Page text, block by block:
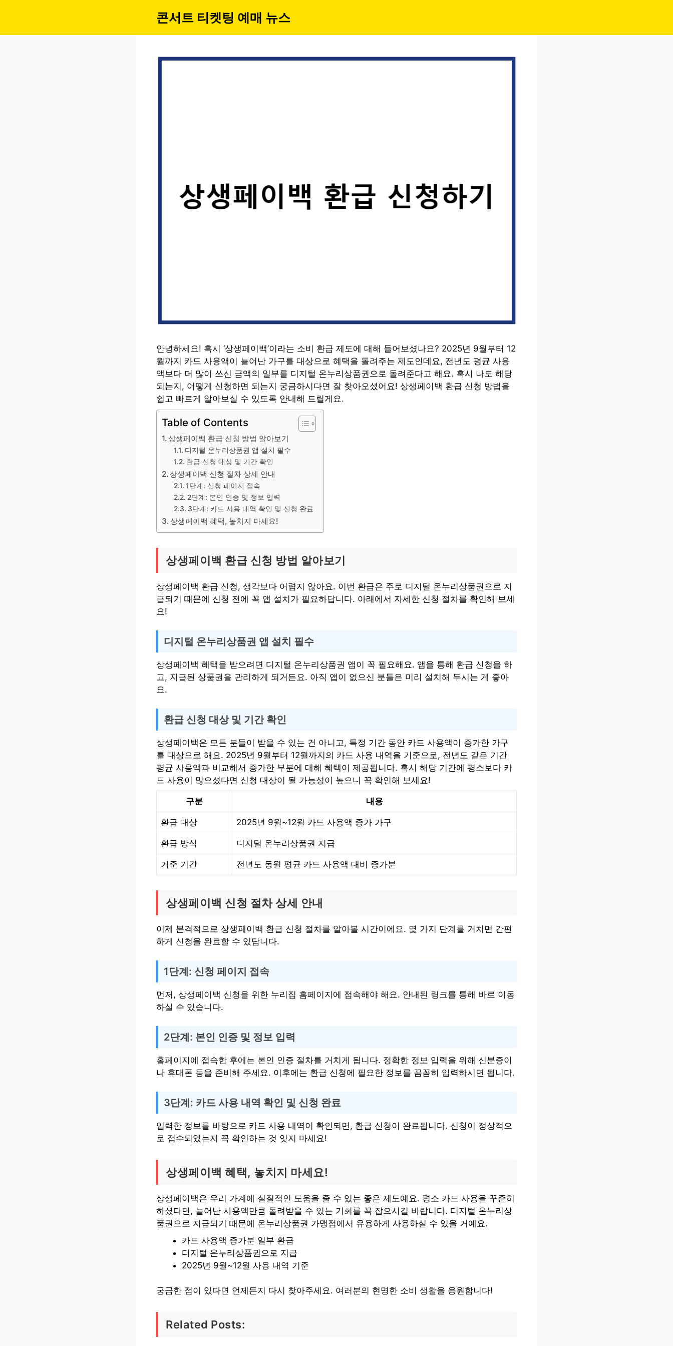
콘서트 티켓팅 예매 뉴스
안녕하세요! 혹시 ‘상생페이백’이라는 소비 환급 제도에 대해 들어보셨나요? 2025년 9월부터 12
월까지 카드 사용액이 늘어난 가구를 대상으로 혜택을 돌려주는 제도인데요, 전년도 평균 사용
액보다 더 많이 쓰신 금액의 일부를 디지털 온누리상품권으로 돌려준다고 해요. 혹시 나도 해당
되는지, 어떻게 신청하면 되는지 궁금하시다면 잘 찾아오셨어요! 상생페이백 환급 신청 방법을
쉽고 빠르게 알아보실 수 있도록 안내해 드릴게요.
Table of Contents
상생페이백 환급 신청 방법 알아보기
디지털 온누리상품권 앱 설치 필수
환급 신청 대상 및 기간 확인
상생페이백 신청 절차 상세 안내
1단계: 신청 페이지 접속
2단계: 본인 인증 및 정보 입력
3단계: 카드 사용 내역 확인 및 신청 완료
상생페이백 혜택, 놓치지 마세요!
상생페이백 환급 신청 방법 알아보기
상생페이백 환급 신청, 생각보다 어렵지 않아요. 이번 환급은 주로 디지털 온누리상품권으로 지
급되기 때문에 신청 전에 꼭 앱 설치가 필요하답니다. 아래에서 자세한 신청 절차를 확인해 보세
요!
디지털 온누리상품권 앱 설치 필수
상생페이백 혜택을 받으려면 디지털 온누리상품권 앱이 꼭 필요해요. 앱을 통해 환급 신청을 하
고, 지급된 상품권을 관리하게 되거든요. 아직 앱이 없으신 분들은 미리 설치해 두시는 게 좋아
요.
환급 신청 대상 및 기간 확인
상생페이백은 모든 분들이 받을 수 있는 건 아니고, 특정 기간 동안 카드 사용액이 증가한 가구
를 대상으로 해요. 2025년 9월부터 12월까지의 카드 사용 내역을 기준으로, 전년도 같은 기간
평균 사용액과 비교해서 증가한 부분에 대해 혜택이 제공됩니다. 혹시 해당 기간에 평소보다 카
드 사용이 많으셨다면 신청 대상이 될 가능성이 높으니 꼭 확인해 보세요!
구분 내용
환급 대상 2025년 9월~12월 카드 사용액 증가 가구
환급 방식 디지털 온누리상품권 지급
기준 기간 전년도 동월 평균 카드 사용액 대비 증가분
상생페이백 신청 절차 상세 안내
이제 본격적으로 상생페이백 환급 신청 절차를 알아볼 시간이에요. 몇 가지 단계를 거치면 간편
하게 신청을 완료할 수 있답니다.
1단계: 신청 페이지 접속
먼저, 상생페이백 신청을 위한 누리집 홈페이지에 접속해야 해요. 안내된 링크를 통해 바로 이동
하실 수 있습니다.
2단계: 본인 인증 및 정보 입력
홈페이지에 접속한 후에는 본인 인증 절차를 거치게 됩니다. 정확한 정보 입력을 위해 신분증이
나 휴대폰 등을 준비해 주세요. 이후에는 환급 신청에 필요한 정보를 꼼꼼히 입력하시면 됩니다.
3단계: 카드 사용 내역 확인 및 신청 완료
입력한 정보를 바탕으로 카드 사용 내역이 확인되면, 환급 신청이 완료됩니다. 신청이 정상적으
로 접수되었는지 꼭 확인하는 것 잊지 마세요!
상생페이백 혜택, 놓치지 마세요!
상생페이백은 우리 가계에 실질적인 도움을 줄 수 있는 좋은 제도예요. 평소 카드 사용을 꾸준히
하셨다면, 늘어난 사용액만큼 돌려받을 수 있는 기회를 꼭 잡으시길 바랍니다. 디지털 온누리상
품권으로 지급되기 때문에 온누리상품권 가맹점에서 유용하게 사용하실 수 있을 거예요.
카드 사용액 증가분 일부 환급
디지털 온누리상품권으로 지급
2025년 9월~12월 사용 내역 기준
궁금한 점이 있다면 언제든지 다시 찾아주세요. 여러분의 현명한 소비 생활을 응원합니다!
Related Posts: